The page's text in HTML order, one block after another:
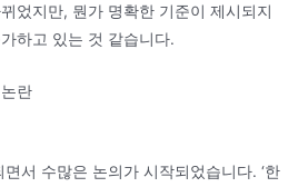
었지만, 뭔가 명확한 기준이 제시되지
하고 있는 것 같습니다.
란
서 수많은 논의가 시작되었습니다. ‘한